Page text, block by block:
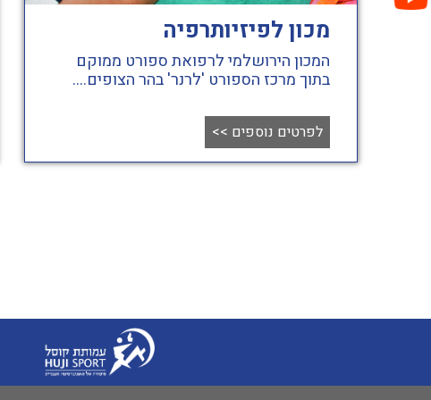
מכון לפיזיותרפיה
המכון הירושלמי לרפואת ספורט ממוקם
בתוך מרכז הספורט 'לרנר' בהר הצופים....
לפרטים נוספים >>